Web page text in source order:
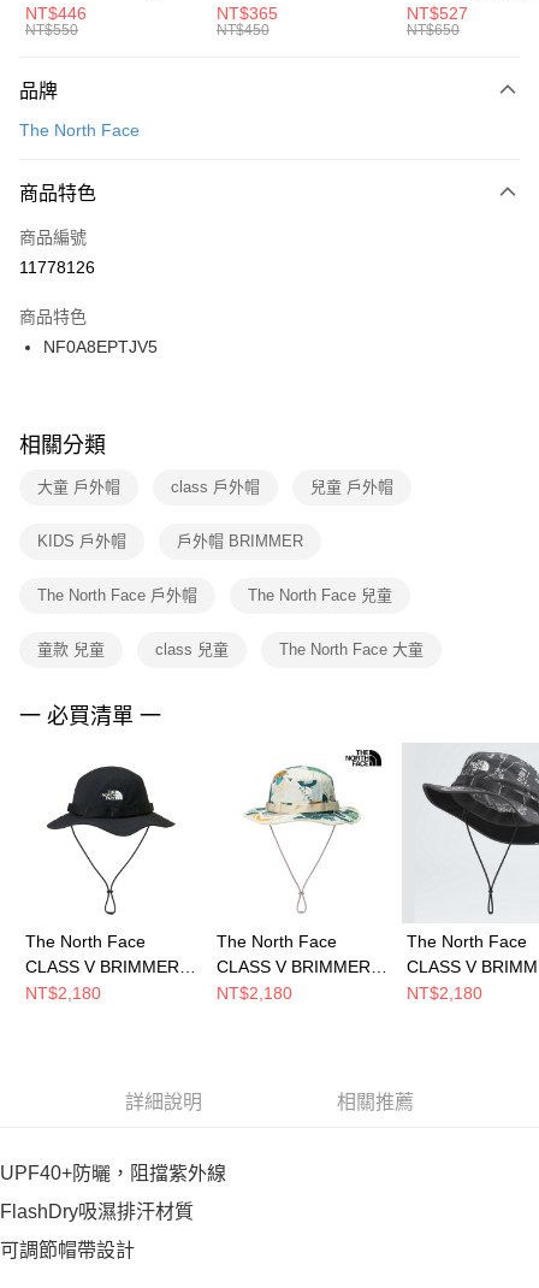
元大商業銀行
台灣樂天信用卡公司
AFTEE先享後付
【關於「AFTEE先享後付」】
便利好安心！
３．安心：先確認商品／服務後，再付款。
【「AFTEE先享後付」結帳流程】
１．於結帳方式選擇「AFTEE先享後付」後，將跳轉至「AFTEE先享後付」
２．訂單成立數日內，您將收到繳費通知簡訊。
３．收到繳費通知簡訊後14天內，點擊此簡訊中的連結，可透過四大超商／
ATM／網路銀行／等多元方式進行付款，方視為交易完成。
※ 交易是否成功請以「AFTEE先享後付 」之結帳頁面顯示為準，若有關於
是否繳費成功／繳費後需取消欲退款等相關疑問，請聯繫「AFTEE先享後付
客戶支援中心」
https://netprotections.freshdesk.com/support/home
１．透過由恩沛科技股份有限公司提供之「AFTEE先享後付」服務完成之交
權轉讓予恩沛科技股份有限公司。
３．未成年的使用者請事先徵得法定代理人或監護人之同意方可使用
４．使用「AFTEE先享後付」時，將依據個別帳號之用戶狀況，依本公司即
時審查核予不同之上限額度；若仍有額度不足之情形，本公司將視審查結果
請求用戶進行身份認證。
５．嚴禁一人註冊多個帳號或使用他人資訊註冊。若發現惡意使用之情形，
恩沛科技股份有限公司將有權停止該用戶之使用額度並採取法律行動。
運送方式
每筆NT$100，滿NT$1,500(含以上)免運費
宅配
每筆NT$100，滿NT$1,500(含以上)免運費
付款後門市自取
每筆NT$100，滿NT$1,500(含以上)免運費
中統襪 FZ3393100
NT$446
NT$550
EMBRDY 男女 短統襪
FZ3073133
NT$365
NT$450
BA5871010
NT$527
NT$650
品牌
The North Face
商品特色
商品編號
11778126
商品特色
NF0A8EPTJV5
相關分類
大童 戶外帽 class 戶外帽 兒童 戶外帽
KIDS 戶外帽 戶外帽 BRIMMER
The North Face 戶外帽 The North Face 兒童
童款 兒童 class 兒童 The North Face 大童
一 必買清單 一
The North Face
CLASS V BRIMMER
男女 戶外帽
NT$2,180
The North Face
CLASS V BRIMMER
男女 戶外帽
NT$2,180
The North Face
CLASS V
男女 戶外帽
NT$2,180
詳細說明 相關推薦
UPF40+防曬，阻擋紫外線
FlashDry吸濕排汗材質
可調節帽帶設計